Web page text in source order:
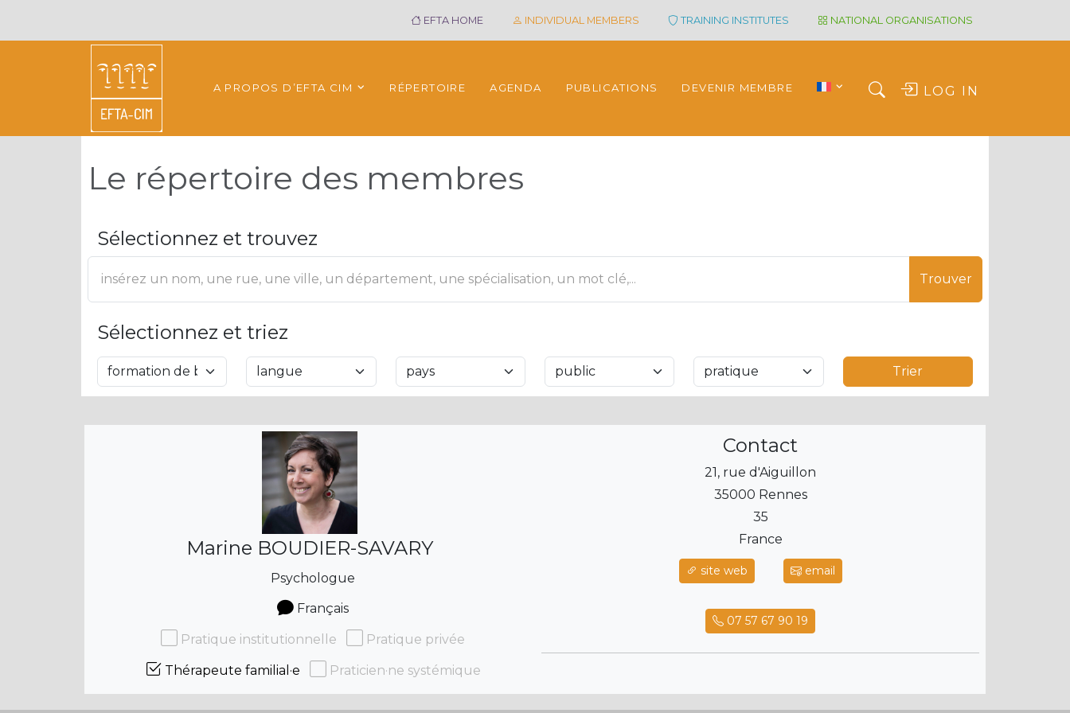
EFTA HOME INDIVIDUAL MEMBERS TRAINING INSTITUTES NATIONAL ORGANISATIONS
A PROPOS D’EFTA CIM RÉPERTOIRE AGENDA PUBLICATIONS DEVENIR MEMBRE LOG IN
Le répertoire des membres
Sélectionnez et trouvez
Trouver
Sélectionnez et triez
Trier
Marine BOUDIER-SAVARY
Psychologue
Français
Pratique institutionnelle Pratique privée
Thérapeute familial·e Praticien·ne systémique
Contact
21, rue d'Aiguillon
35000 Rennes
35
France
site web email
07 57 67 90 19